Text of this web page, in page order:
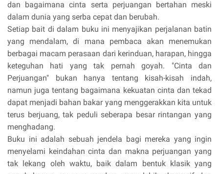
dan bagaimana cinta serta perjuangan bertahan meski
dalam dunia yang serba cepat dan berubah.
Setiap bait di dalam buku ini menyajikan perjalanan batin
yang mendalam, di mana pembaca akan menemukan
berbagai macam perasaan dari kerinduan, harapan, hingga
keteguhan hati yang tak pernah goyah. "Cinta dan
Perjuangan" bukan hanya tentang kisah-kisah indah,
namun juga tentang bagaimana kekuatan cinta dan tekad
dapat menjadi bahan bakar yang menggerakkan kita untuk
terus berjuang, tak peduli seberapa besar rintangan yang
menghadang.
Buku ini adalah sebuah jendela bagi mereka yang ingin
menyelami keindahan cinta dan makna perjuangan yang
tak lekang oleh waktu, baik dalam bentuk klasik yang